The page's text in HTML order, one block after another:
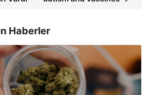
Haberler